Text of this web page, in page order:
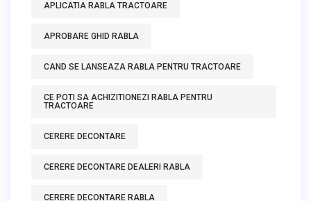
APLICATIA RABLA TRACTOARE
APROBARE GHID RABLA
CAND SE LANSEAZA RABLA PENTRU TRACTOARE
CE POTI SA ACHIZITIONEZI RABLA PENTRU
TRACTOARE
CERERE DECONTARE
CERERE DECONTARE DEALERI RABLA
CERERE DECONTARE RABLA